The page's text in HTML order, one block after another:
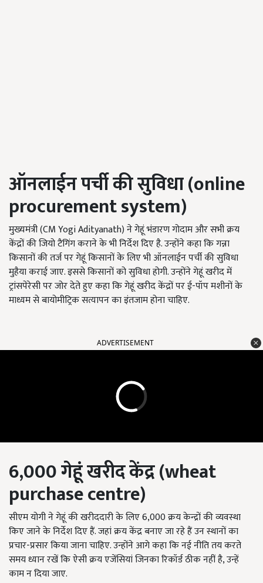
ऑनलाईन पर्ची की सुविधा (online
procurement system)
मुख्यमंत्री (CM Yogi Adityanath) ने गेहूं भंडारण गोदाम और सभी क्रय
केंद्रों की जियो टैगिंग कराने के भी निर्देश दिए है. उन्होंने कहा कि गन्ना
किसानों की तर्ज पर गेहूं किसानों के लिए भी ऑनलाईन पर्ची की सुविधा
मुहैया कराई जाए. इससे किसानों को सुविधा होगी. उन्होंने गेहूं खरीद में
ट्रांसपेरेसी पर जोर देते हुए कहा कि गेहूं खरीद केंद्रों पर ई-पॉप मशीनों के
माध्यम से बायोमीट्रिक सत्यापन का इंतजाम होना चाहिए.
ADVERTISEMENT
6,000 गेहूं खरीद केंद्र (wheat
purchase centre)
सीएम योगी ने गेहूं की खरीददारी के लिए 6,000 क्रय केन्द्रों की व्यवस्था
किए जाने के निर्देश दिए हैं. जहां क्रय केंद्र बनाए जा रहे हैं उन स्थानों का
प्रचार-प्रसार किया जाना चाहिए. उन्होंने आगे कहा कि नई नीति तय करते
समय ध्यान रखें कि ऐसी क्रय एजेंसियां जिनका रिकॉर्ड ठीक नहीं है, उन्हें
काम न दिया जाए.